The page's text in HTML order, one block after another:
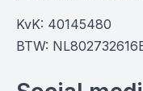
KvK: 40145480
BTW: